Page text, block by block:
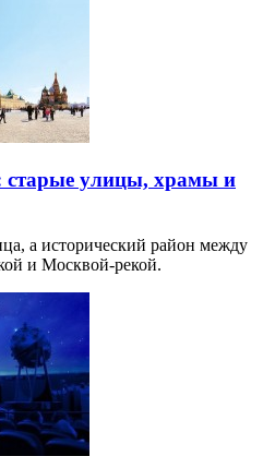
старые улицы, храмы и
а исторический район между
и Москвой-рекой.